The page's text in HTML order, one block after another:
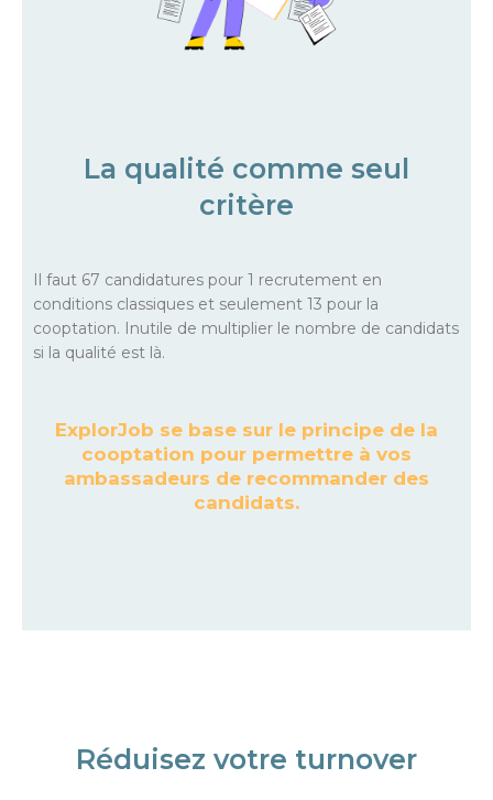
La qualité comme seul
critère
Il faut 67 candidatures pour 1 recrutement en
conditions classiques et seulement 13 pour la
cooptation. Inutile de multiplier le nombre de candidats
si la qualité est là.
ExplorJob se base sur le principe de la
cooptation pour permettre à vos
ambassadeurs de recommander des
candidats.
Réduisez votre turnover